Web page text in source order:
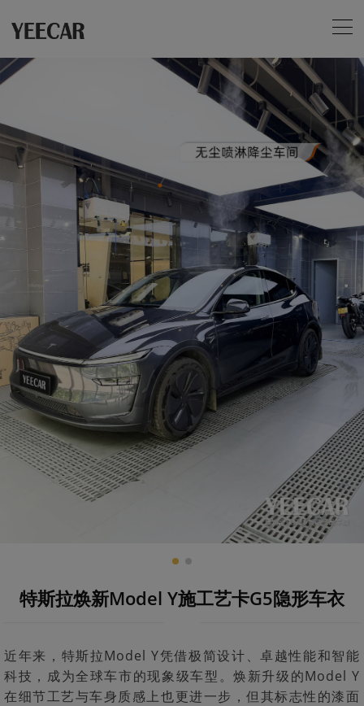
特斯拉焕新Model Y施工艺卡G5隐形车衣
近年来，特斯拉Model Y凭借极简设计、卓越性能和智能
科技，成为全球车市的现象级车型。焕新升级的Model Y
在细节工艺与车身质感上也更进一步，但其标志性的漆面